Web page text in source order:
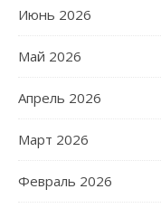
Июнь 2026
Май 2026
Апрель 2026
Март 2026
Февраль 2026